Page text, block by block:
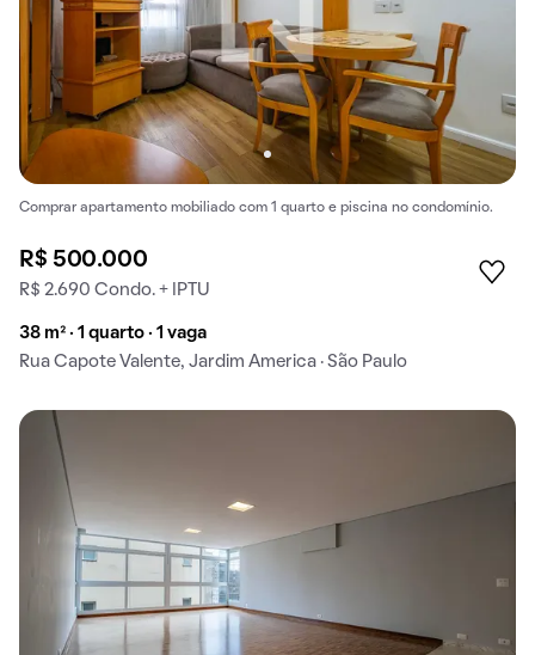
Comprar apartamento mobiliado com 1 quarto e piscina no condomínio.
R$ 500.000
R$ 2.690 Condo. + IPTU
38 m² · 1 quarto · 1 vaga
Rua Capote Valente, Jardim America · São Paulo